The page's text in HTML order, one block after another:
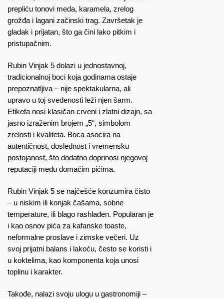
prepliću tonovi meda, karamela, zrelog
grožđa i lagani začinski trag. Završetak je
gladak i prijatan, što ga čini lako pitkim i
pristupačnim.
Rubin Vinjak 5 dolazi u jednostavnoj,
tradicionalnoj boci koja godinama ostaje
prepoznatljiva – nije spektakularna, ali
upravo u toj svedenosti leži njen šarm.
Etiketa nosi klasičan crveni i zlatni dizajn, sa
jasno izraženim brojem „5“, simbolom
zrelosti i kvaliteta. Boca asocira na
autentičnost, doslednost i vremensku
postojanost, što dodatno doprinosi njegovoj
reputaciji među domaćim pićima.
Rubin Vinjak 5 se najčešće konzumira čisto
– u niskim ili konjak čašama, sobne
temperature, ili blago rashlađen. Popularan je
i kao osnov pića za kafanske toaste,
neformalne proslave i zimske večeri. Uz
svoj prijatni balans i lakoću, često se koristi i
u koktelima, kao komponenta koja unosi
toplinu i karakter.
Takođe, nalazi svoju ulogu u gastronomiji –